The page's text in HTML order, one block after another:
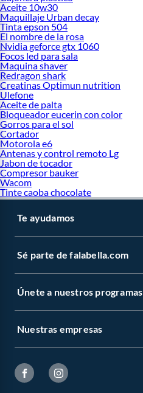
Aceite 10w30
Maquillaje Urban decay
Tinta epson 504
El nombre de la rosa
Nvidia geforce gtx 1060
Focos led para sala
Maquina shaver
Redragon shark
Creatinas Optimun nutrition
Ulefone
Aceite de palta
Bloqueador eucerin con color
Gorros para el sol
Cortador
Motorola e6
Antenas y control remoto Lg
Jabon de tocador
Compresor bauker
Wacom
Tinte caoba chocolate
Te ayudamos
Sé parte de falabella.com
Únete a nuestros programas
Nuestras empresas